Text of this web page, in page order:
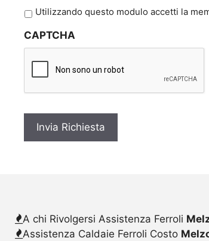
P
i
v
y
Utilizzando questo modulo accetti la
CAPTCHA
A chi Rivolgersi Assistenza Ferroli
Assistenza Caldaie Ferroli Costo